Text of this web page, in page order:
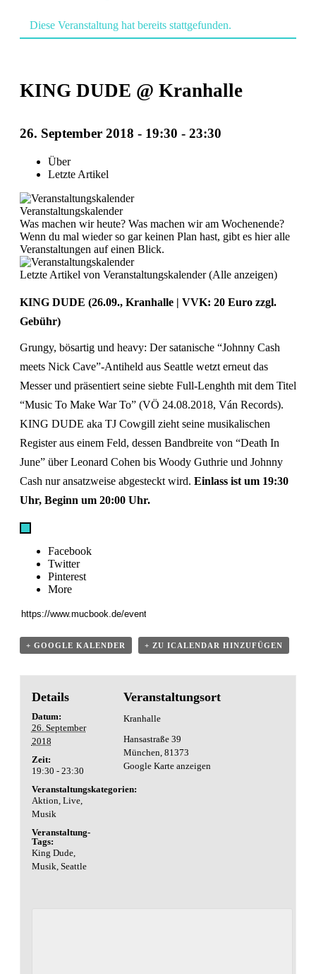
Diese Veranstaltung hat bereits stattgefunden.
KING DUDE @ Kranhalle
26. September 2018 - 19:30 - 23:30
Veranstaltung
Navigation
Über
Letzte Artikel
Veranstaltungskalender
Was machen wir heute? Was machen wir am Wochenende?
Wenn du mal wieder so gar keinen Plan hast, gibt es hier alle
Veranstaltungen auf einen Blick.
Letzte Artikel von Veranstaltungskalender(Alle anzeigen)
KING DUDE (26.09., Kranhalle | VVK: 20 Euro zzgl.
Gebühr)
Grungy, bösartig und heavy: Der satanische “Johnny Cash
meets Nick Cave”-Antiheld aus Seattle wetzt erneut das
Messer und präsentiert seine siebte Full-Lenghth mit dem Titel
“Music To Make War To” (VÖ 24.08.2018, Ván Records).
KING DUDE aka TJ Cowgill zieht seine musikalischen
Register aus einem Feld, dessen Bandbreite von “Death In
June” über Leonard Cohen bis Woody Guthrie und Johnny
Cash nur ansatzweise abgesteckt wird. Einlass ist um 19:30
Uhr, Beginn um 20:00 Uhr.
Facebook
Twitter
Pinterest
More
+ GOOGLE KALENDER + ZU ICALENDAR HINZUFÜGEN
Details
Datum:
26. September
2018
Zeit:
19:30 - 23:30
Veranstaltungskategorien:
Aktion Live,
Musik
Veranstaltung-
Tags:
King Dude,
Musik Seattle
Veranstaltungsort
Kranhalle
Hansastraße 39
München 81373
Google Karte anzeigen